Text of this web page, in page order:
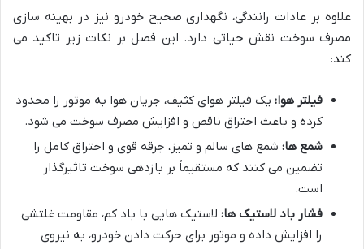
علاوه بر عادات رانندگی، نگهداری صحیح خودرو نیز در بهینه سازی
مصرف سوخت نقش حیاتی دارد. این فصل بر نکات زیر تاکید می
کند:
فیلتر هوا: یک فیلتر هوای کثیف، جریان هوا به موتور را محدود
کرده و باعث احتراق ناقص و افزایش مصرف سوخت می شود.
شمع ها: شمع های سالم و تمیز، جرقه قوی و احتراق کامل را
تضمین می کنند که مستقیماً بر بازدهی سوخت تاثیرگذار
است.
فشار باد لاستیک ها: لاستیک هایی با باد کم، مقاومت غلتشی
را افزایش داده و موتور برای حرکت دادن خودرو، به نیروی